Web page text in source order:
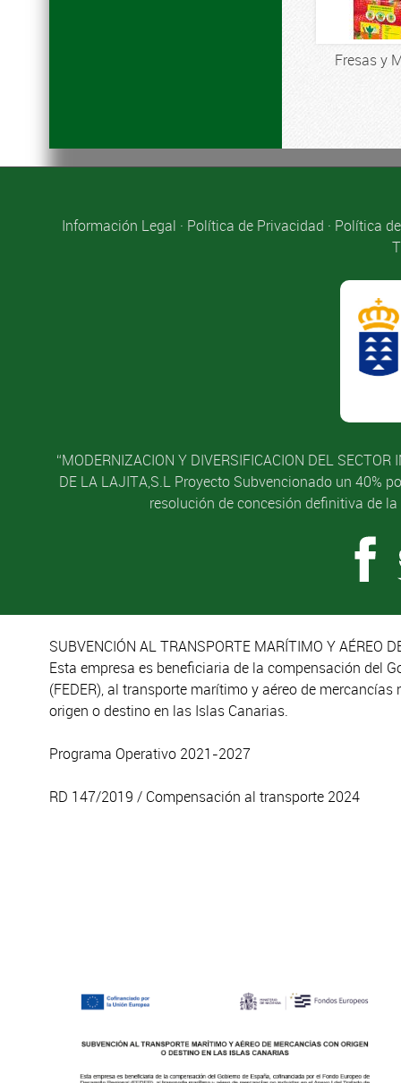
Fresas y
Información Legal · Política de Privacidad · Política
“MODERNIZACION Y DIVERSIFICACION DEL
DE LA LAJITA,S.L Proyecto Subvencionado un 40%
resolución de concesión definitiva de
SUBVENCIÓN AL TRANSPORTE MARÍTIMO Y AÉREO
Esta empresa es beneficiaria de la compensación del
(FEDER), al transporte marítimo y aéreo de
origen o destino en las Islas Canarias.
Programa Operativo 2021-2027
RD 147/2019 / Compensación al transporte 2024